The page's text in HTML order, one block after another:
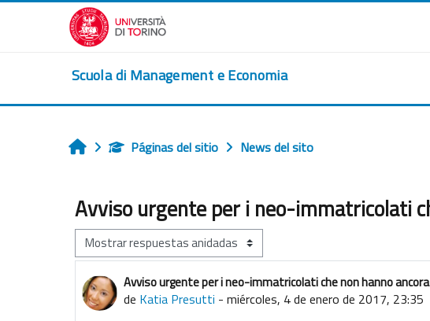
Salta al contenido principal
Scuola di Management e Economia
InicioPáginas del sitio News del sito
Avviso urgente per i neo-immatricolati
Mostrar modo
Avviso urgente per i neo-immatricolati che non hanno
de Katia Presutti - miércoles, 4 de enero de 2017, 23:35
Número de respuestas: 0